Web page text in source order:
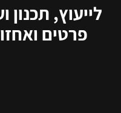
לייעוץ, תכנון
פרטים